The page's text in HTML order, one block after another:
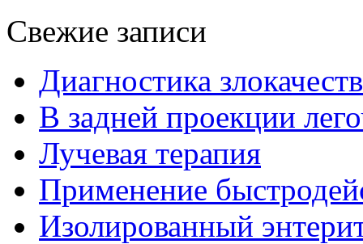
Свежие записи
Диагностика
В задней проекции
Лучевая терапия
Применение
Изолированный